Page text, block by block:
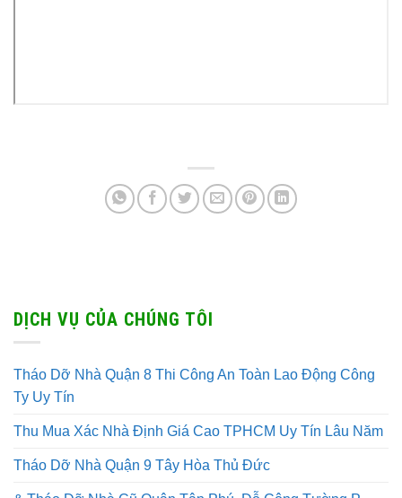
DỊCH VỤ CỦA CHÚNG TÔI
Tháo Dỡ Nhà Quận 8 Thi Công An Toàn Lao Động Công
Ty Uy Tín
Thu Mua Xác Nhà Định Giá Cao TPHCM Uy Tín Lâu Năm
Tháo Dỡ Nhà Quận 9 Tây Hòa Thủ Đức